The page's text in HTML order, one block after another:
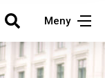
Meny